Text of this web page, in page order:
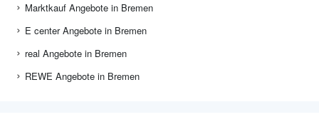
Marktkauf Angebote in Bremen
E center Angebote in Bremen
real Angebote in Bremen
REWE Angebote in Bremen